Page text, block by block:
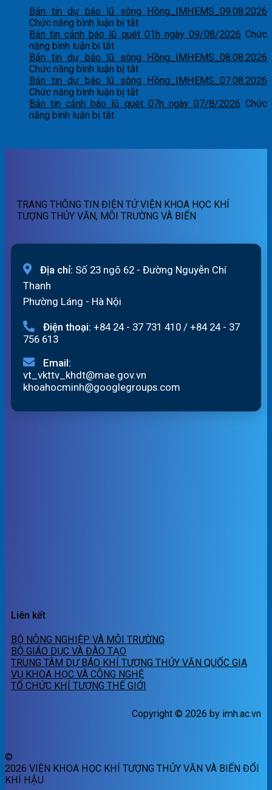
Bản tin dự báo lũ sông Hồng_IMHEMS_09.08.2026
Chức năng bình luận bị tắtở
Bản
dự
báo
lũ
sông
Hồng_IMHEMS_09.08.2026
Bản tin cảnh báo lũ quét 01h ngày 09/08/2026 Chức
năng bình luận bị tắtở
Bản
tin
cảnh
báo
lũ
quét
09/08/2026
Bản tin dự báo lũ sông Hồng_IMHEMS_08.08.2026
Chức năng bình luận bị tắtở
Bản
tin
dự
Hồng_IMHEMS_08.08.2026
Bản tin dự báo lũ sông Hồng_IMHEMS_07.08.2026
Chức năng bình luận bị tắtở
Bản
lũ
Bản tin cảnh báo lũ quét 07h ngày 07/8/2026 Chức
năng bình luận bị tắtở
cảnh
ngày
07/8/2026
TRANG THÔNG TIN ĐIỆN TỬ VIỆN KHOA HỌC KHÍ
TƯỢNG THỦY VĂN, MÔI TRƯỜNG VÀ BIỂN
Địa chỉ: Số 23 ngõ 62 - Đường Nguyễn Chí
Thanh
Phường Láng - Hà Nội
Điện thoại: +84 24 - 37 731 410 / +84 24 - 37
756 613
Email:
vt_vkttv_khdt@mae.gov.vn
khoahocminh@googlegroups.com
Liên kết
BỘ NÔNG NGHIỆP VÀ MÔI TRƯỜNG
BỘ GIÁO DỤC VÀ ĐÀO TẠO
TRUNG TÂM DỰ BÁO KHÍ TƯỢNG THỦY VĂN QUỐC GIA
VỤ KHOA HỌC VÀ CÔNG NGHỆ
TỔ CHỨC KHÍ TƯỢNG THẾ GIỚI
Copyright © 2026 by imh.ac.vn
©
2026 VIỆN KHOA HỌC KHÍ TƯỢNG THỦY VĂN VÀ BIẾN ĐỔI
KHÍ HẬU